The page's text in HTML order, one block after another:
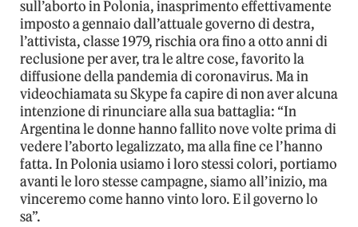
sull’aborto in Polonia, inasprimento effettivamente
imposto a gennaio dall’attuale governo di destra,
l’attivista, classe 1979, rischia ora fino a otto anni di
reclusione per aver, tra le altre cose, favorito la
diffusione della pandemia di coronavirus. Ma in
videochiamata su Skype fa capire di non aver alcuna
intenzione di rinunciare alla sua battaglia: “In
Argentina le donne hanno fallito nove volte prima di
vedere l’aborto legalizzato, ma alla fine ce l’hanno
fatta. In Polonia usiamo i loro stessi colori, portiamo
avanti le loro stesse campagne, siamo all’inizio, ma
vinceremo come hanno vinto loro. E il governo lo
sa”.